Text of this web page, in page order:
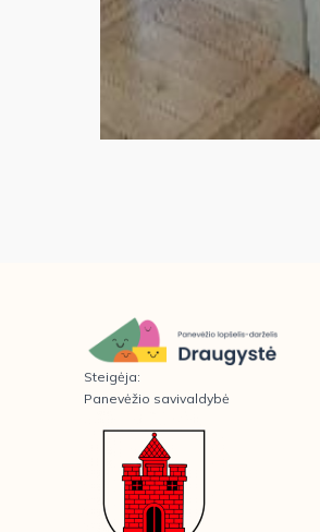
Steigėja:
Panevėžio savivaldybė